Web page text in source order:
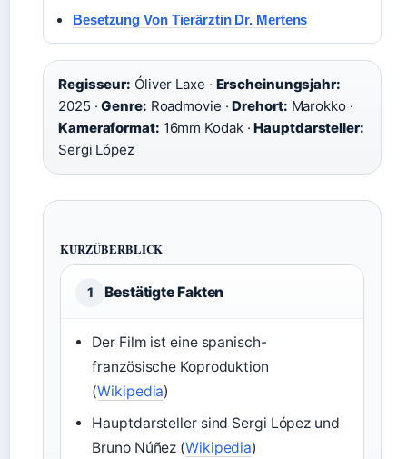
Besetzung Von Tierärztin Dr. Mertens
Regisseur: Óliver Laxe · Erscheinungsjahr:
2025 ·Genre: Roadmovie ·Drehort: Marokko ·
Kameraformat: 16mm Kodak ·Hauptdarsteller:
Sergi López
KURZÜBERBLICK
1 Bestätigte Fakten
Der Film ist eine spanisch-
französische Koproduktion
(Wikipedia)
Hauptdarsteller sind Sergi López und
Bruno Núñez (Wikipedia)